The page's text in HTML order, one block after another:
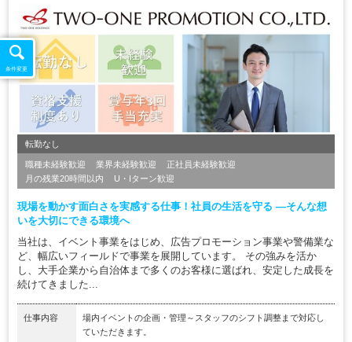
転勤なし
職種未経験歓迎 業界未経験歓迎
正社員未経験歓迎
月の残業20時間以内
U・Iターン歓迎
現場を動かす面白さを実感する仕事！社員の生活を守る ―そんな想
いを大切にできる環境へ
当社は、イベント事業をはじめ、広告プロモーション事業や警備業な
ど、幅広いフィールドで事業を展開しています。 その強みを活か
し、大手企業から自治体まで多くのお客様に選ばれ、安定した成長を
続けてきました...
仕事内容
場内イベントの企画・管理～スタッフのシフト調整まで対応し
ていただきます。
条件変更